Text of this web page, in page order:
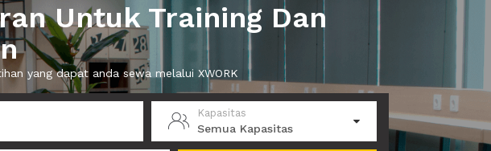
Untuk Training Dan
yang dapat anda sewa melalui XWORK
Kapasitas
Semua Kapasitas